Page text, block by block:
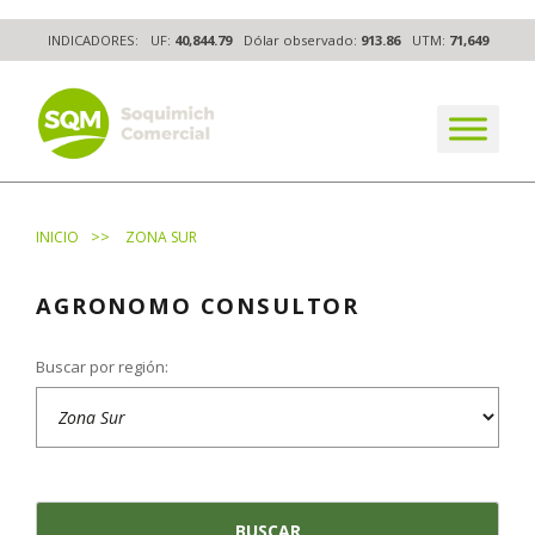
to
content
INDICADORES: UF: 40,844.79 Dólar observado: 913.86 UTM: 71,649
The worldwide business formula
INICIO >> ZONA SUR
AGRONOMO CONSULTOR
Buscar por región: